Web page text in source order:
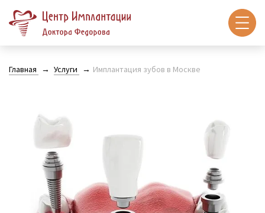
Главная Услуги Имплантация зубов в Москве